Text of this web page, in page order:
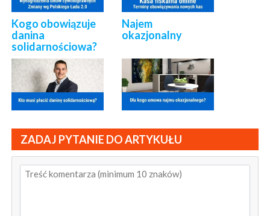
Kogo obowiązuje
danina
solidarnościowa?
Najem
okazjonalny
ZADAJ PYTANIE DO ARTYKUŁU